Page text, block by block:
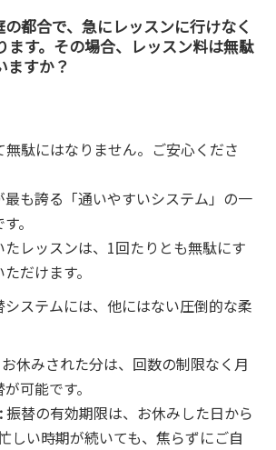
都合で、急にレッスンに行けなく
ます。その場合、レッスン料は無駄
ますか？
無駄にはなりません。ご安心くださ
も誇る「通いやすいシステム」の一
。
レッスンは、1回たりとも無駄にす
だけます。
ステムには、他にはない圧倒的な柔
お休みされた分は、回数の制限なく月
可能です。
振替の有効期限は、お休みした日から
しい時期が続いても、焦らずにご自